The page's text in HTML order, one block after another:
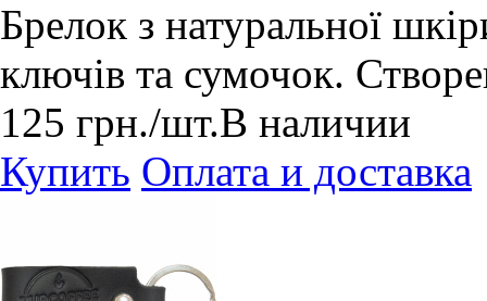
Брелок з натуральної
ключів та сумочок.
125 грн./шт.В наличии
Купить Оплата и доставка